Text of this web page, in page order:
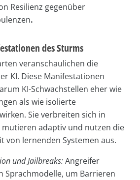
Resilienz gegenüber
.
des Sturms
veranschaulichen die
KI. Diese Manifestationen
KI-Schwachstellen eher wie
als wie isolierte
Sie verbreiten sich in
adaptiv und nutzen die
von lernenden Systemen aus.
und Jailbreaks:Angreifer
Sprachmodelle, um Barrieren